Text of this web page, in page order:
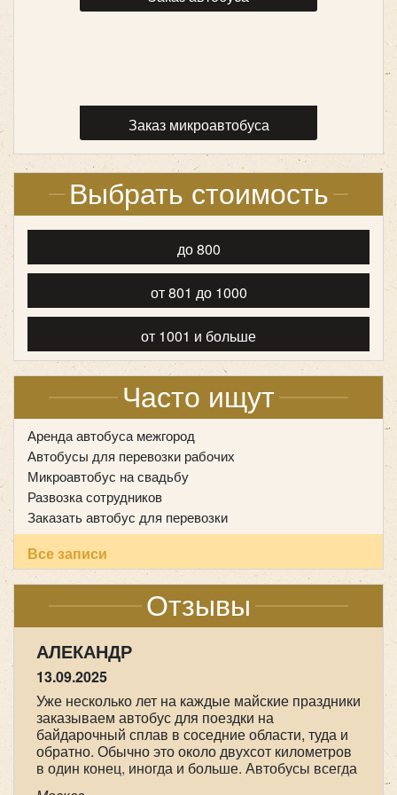
Заказ микроавтобуса
Выбрать стоимость
до 800
от 801 до 1000
от 1001 и больше
Часто ищут
Аренда автобуса межгород
Автобусы для перевозки рабочих
Микроавтобус на свадьбу
Развозка сотрудников
Заказать автобус для перевозки
Все записи
Отзывы
НАСТАСИЯ
09.05.2025
Мы прихожане от Храма всех Святых в земле
Российской просиявших, ездили в
паломническую поездку 1-2 мая в Дивеево .
Хотим выразить огромную благодарность
нашему водителю Феликсу, за его
Москвы. Мы сотрудничаем с многочисленными
детскими учебными и спортивными центрами.
Доверьте перевозку детей профессионалам, -
обращайтесь в компанию «Повозкин»!